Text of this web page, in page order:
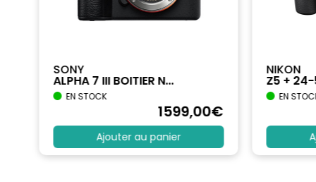
SONY
ALPHA 7 III BOITIER N...
EN STOCK
1599,00€
Ajouter au panier
NIKON
Z5 +
EN